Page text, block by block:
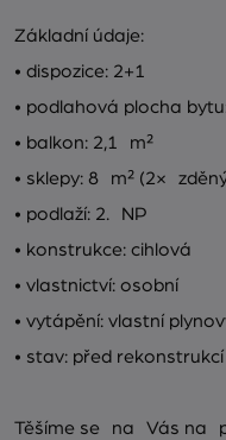
Základní údaje:
• dispozice: 2+1
• podlahová plocha
• balkon: 2,1 m²
• sklepy: 8 m² (2×
• podlaží: 2. NP
• konstrukce: cihlová
• vlastnictví: osobní
• vytápění: vlastní
• stav: před rekonstrukcí
Těšíme se na Vás na